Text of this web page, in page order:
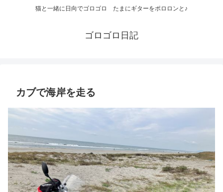
猫と一緒に日向でゴロゴロ たまにギターをポロロンと♪
ゴロゴロ日記
カブで海岸を走る